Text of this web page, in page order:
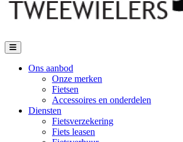
Ons aanbod
Onze merken
Fietsen
Accessoires en onderdelen
Diensten
Fietsverzekering
Fiets leasen